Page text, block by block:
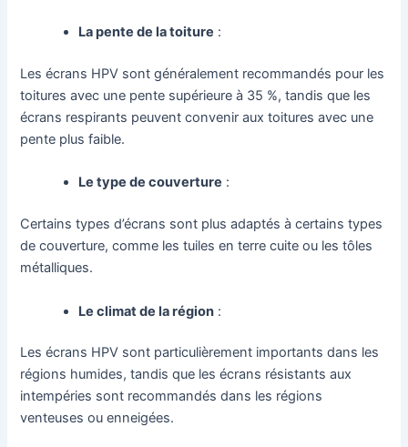
La pente de la toiture :
Les écrans HPV sont généralement recommandés pour les
toitures avec une pente supérieure à 35 %, tandis que les
écrans respirants peuvent convenir aux toitures avec une
pente plus faible.
Le type de couverture :
Certains types d’écrans sont plus adaptés à certains types
de couverture, comme les tuiles en terre cuite ou les tôles
métalliques.
Le climat de la région :
Les écrans HPV sont particulièrement importants dans les
régions humides, tandis que les écrans résistants aux
intempéries sont recommandés dans les régions
venteuses ou enneigées.